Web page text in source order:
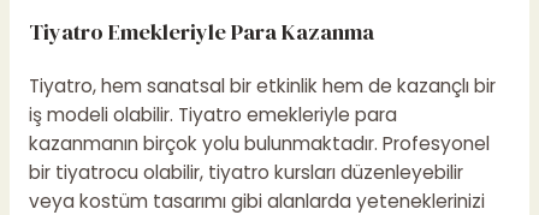
Tiyatro Emekleriyle Para Kazanma
Tiyatro, hem sanatsal bir etkinlik hem de kazançlı bir
iş modeli olabilir. Tiyatro emekleriyle para
kazanmanın birçok yolu bulunmaktadır. Profesyonel
bir tiyatrocu olabilir, tiyatro kursları düzenleyebilir
veya kostüm tasarımı gibi alanlarda yeteneklerinizi